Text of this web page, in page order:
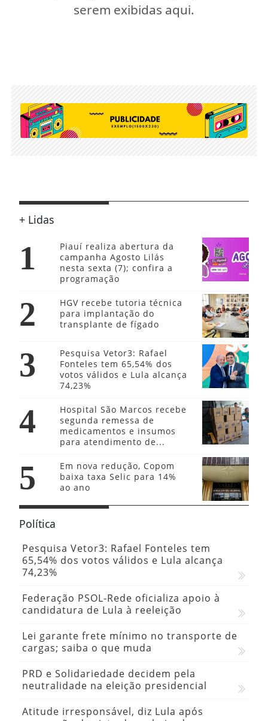
serem exibidas aqui.
+ Lidas
1
Piauí realiza abertura da
campanha Agosto Lilás
nesta sexta (7); confira a
programação
2
HGV recebe tutoria técnica
para implantação do
transplante de fígado
3
Pesquisa Vetor3: Rafael
Fonteles tem 65,54% dos
votos válidos e Lula alcança
74,23%
4
Hospital São Marcos recebe
segunda remessa de
medicamentos e insumos
para atendimento de...
5
Em nova redução, Copom
baixa taxa Selic para 14%
ao ano
Política
Pesquisa Vetor3: Rafael Fonteles tem
65,54% dos votos válidos e Lula alcança
74,23%
Federação PSOL-Rede oficializa apoio à
candidatura de Lula à reeleição
Lei garante frete mínimo no transporte de
cargas; saiba o que muda
PRD e Solidariedade decidem pela
neutralidade na eleição presidencial
Atitude irresponsável, diz Lula após